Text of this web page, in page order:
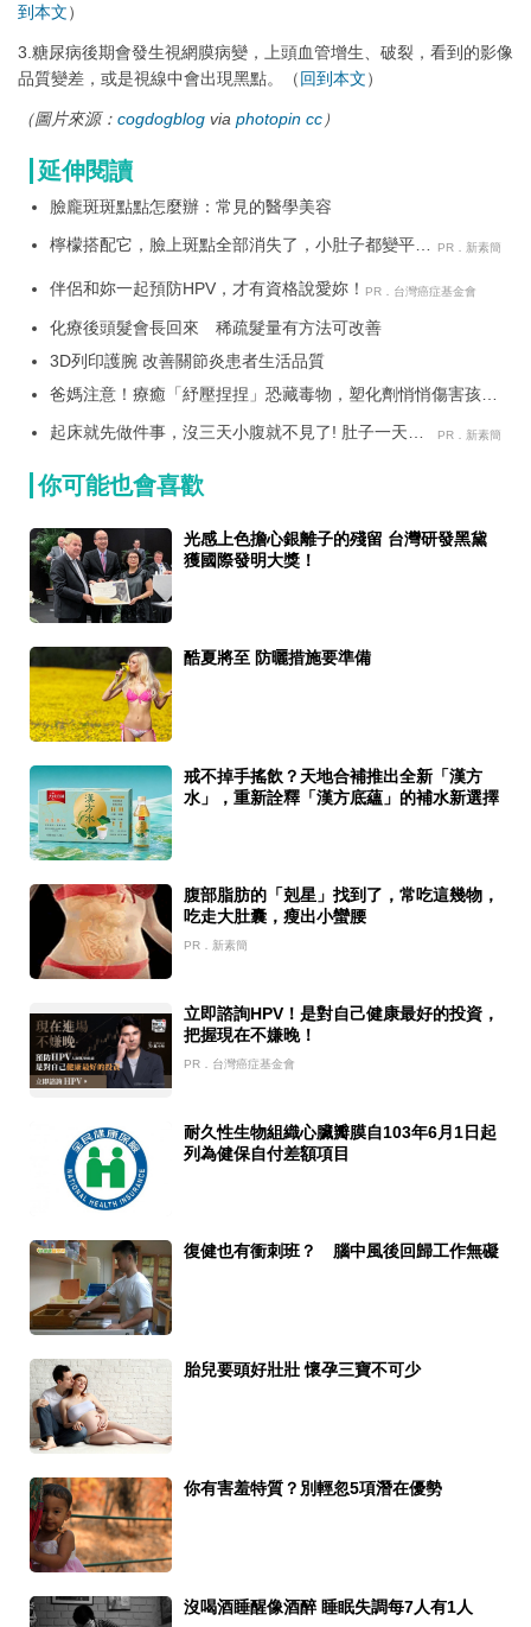
到本文）
3.糖尿病後期會發生視網膜病變，上頭血管增生、破裂，看到的影像
品質變差，或是視線中會出現黑點。（回到本文）
（圖片來源： cogdogblog via photopin cc ）
延伸閱讀
臉龐斑斑點點怎麼辦：常見的醫學美容
檸檬搭配它，臉上斑點全部消失了，小肚子都變平坦
PR．新素簡
伴侶和妳一起預防HPV，才有資格說愛妳！ PR．台灣癌症基金會
化療後頭髮會長回來 稀疏髮量有方法可改善
3D列印護腕 改善關節炎患者生活品質
爸媽注意！療癒「紓壓捏捏」恐藏毒物，塑化劑悄悄傷害孩子
起床就先做件事，沒三天小腹就不見了! 肚子一天天
PR．新素簡
你可能也會喜歡
光感上色擔心銀離子的殘留 台灣研發黑黛
獲國際發明大獎！
酷夏將至 防曬措施要準備
戒不掉手搖飲？天地合補推出全新「漢方
水」，重新詮釋「漢方底蘊」的補水新選擇
腹部脂肪的「剋星」找到了，常吃這幾物，
吃走大肚囊，瘦出小蠻腰
PR．新素簡
立即諮詢HPV！是對自己健康最好的投資，
把握現在不嫌晚！
PR．台灣癌症基金會
耐久性生物組織心臟瓣膜自103年6月1日起
列為健保自付差額項目
復健也有衝刺班？ 腦中風後回歸工作無礙
胎兒要頭好壯壯 懷孕三寶不可少
你有害羞特質？別輕忽5項潛在優勢
沒喝酒睡醒像酒醉 睡眠失調每7人有1人